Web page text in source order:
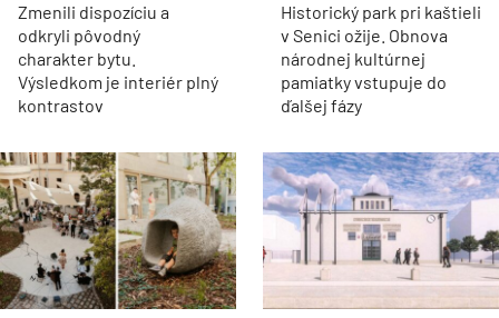
Zmenili dispozíciu a
odkryli pôvodný
charakter bytu.
Výsledkom je interiér plný
kontrastov
Historický park pri kaštieli
v Senici ožije. Obnova
národnej kultúrnej
pamiatky vstupuje do
ďalšej fázy